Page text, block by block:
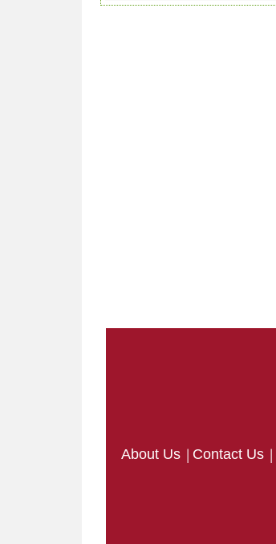
About Us | Contact Us |